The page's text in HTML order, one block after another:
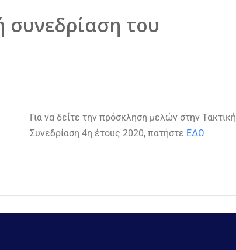
συνεδρίαση του
Για να δείτε την πρόσκληση μελών στην Τακτική
Συνεδρίαση 4η έτους 2020, πατήστε ΕΔΩ